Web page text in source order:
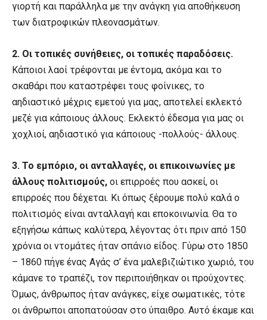
γιορτή και παράλληλα με την ανάγκη για αποθήκευση
των διατροφικών πλεονασμάτων.
2. Οι τοπικές συνήθειες, οι τοπικές παραδόσεις.
Κάποιοι λαοί τρέφονται με έντομα, ακόμα και το
σκαθάρι που καταστρέφει τους φοίνικες, το
αηδιαστικό μέχρις εμετού για μας, αποτελεί εκλεκτό
μεζέ για κάποιους άλλους. Εκλεκτό έδεσμα για μας οι
χοχλιοί, αηδιαστικό για κάποιους -πολλούς- άλλους.
3. Το εμπόριο, οι ανταλλαγές, οι επικοινωνίες με
άλλους πολιτισμούς, οι επιρροές που ασκεί, οι
επιρροές που δέχεται. Κι όπως ξέρουμε πολύ καλά ο
πολιτισμός είναι ανταλλαγή και εποκοινωνία. Θα το
εξηγήσω κάπως καλύτερα, λέγοντας ότι πριν από 150
χρόνια οι ντομάτες ήταν σπάνιο είδος. Γύρω στο 1850
– 1860 πήγε ένας Αγάς σ’ ένα μαλεβιζιώτικο χωριό, του
κάμανε το τραπέζι, τον περιποιήθηκαν οι προύχοντες.
Όμως, άνθρωπος ήταν ανάγκες, είχε σωματικές, τότε
οι άνθρωποι αποπατούσαν στο ύπαιθρο. Αυτό έκαμε και